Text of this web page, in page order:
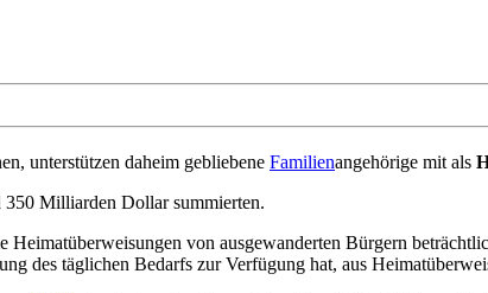
unterstützen daheim gebliebene Familien­angehörige mit als
350 Milliarden Dollar summierten.
Heimat­über­weisungen von aus­gewanderten Bürgern
des täglichen Bedarfs zur Verfügung hat, aus